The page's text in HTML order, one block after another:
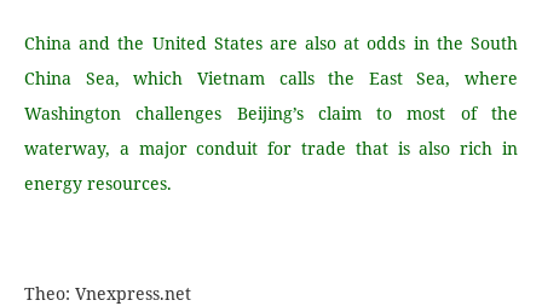
China and the United States are also at odds in the South
China Sea, which Vietnam calls the East Sea, where
Washington challenges Beijing’s claim to most of the
waterway, a major conduit for trade that is also rich in
energy resources.
Theo: Vnexpress.net